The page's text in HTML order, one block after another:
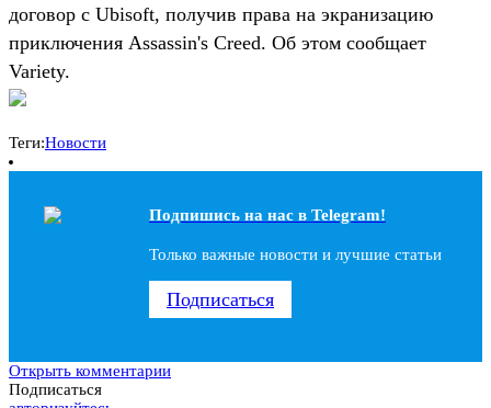
договор с Ubisoft, получив права на экранизацию
приключения Assassin's Creed. Об этом сообщает
Variety.
Теги:Новости
Подпишись на наc в Telegram!
Только важные новости и лучшие статьи
Подписаться
Открыть комментарии
Подписаться